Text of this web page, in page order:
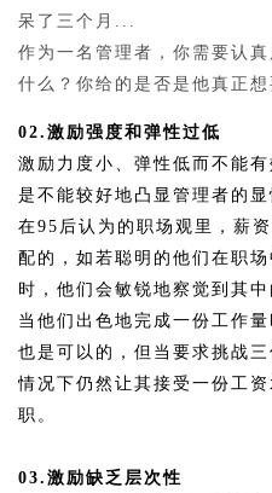
呆了三个月...
作为一名管理者，你需要认
什么？你给的是否是他真正想
02.激励强度和弹性过低
激励力度小、弹性低而不能
是不能较好地凸显管理者的显
在95后认为的职场观里，薪
配的，如若聪明的他们在职
时，他们会敏锐地察觉到其中
当他们出色地完成一份工作
也是可以的，但当要求挑战
情况下仍然让其接受一份工
职。
03.激励缺乏层次性